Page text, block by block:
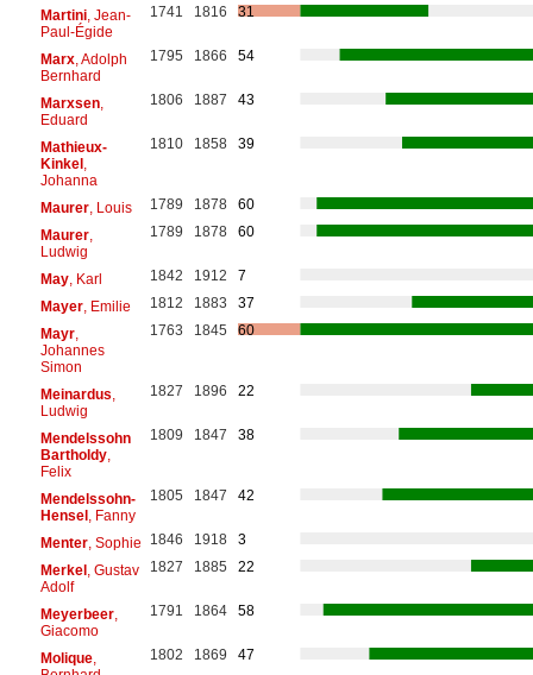
Martini, Jean-
Paul-Égide
1741 1816 31
Marx, Adolph
Bernhard
1795 1866 54
Marxsen,
Eduard
1806 1887 43
Mathieux-
Kinkel,
Johanna
1810 1858 39
Maurer, Louis 1789 1878
60
Maurer,
Ludwig
1789 1878 60
May, Karl 1842 1912
7
Mayer, Emilie 1812 1883
37
Mayr,
Johannes
Simon
1763 1845 60
Meinardus
Ludwig
1827 1896 22
Mendelssohn
Bartholdy,
Felix
1809 1847 38
Mendelssohn-
Hensel, Fanny
1805 1847 42
Menter, Sophie 1846 1918
3
Merkel, Gustav
Adolf
1827 1885 22
Meyerbeer,
Giacomo
1791 1864 58
Molique,
1802 1869 47